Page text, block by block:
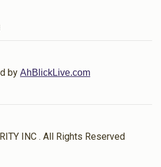
by AhBlickLive.com
INC . All Rights Reserved